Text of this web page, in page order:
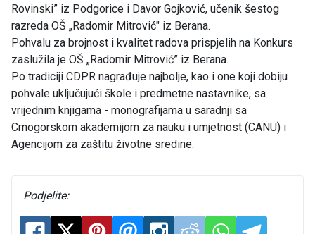
Rovinski” iz Podgorice i Davor Gojković, učenik šestog
razreda OŠ „Radomir Mitrović" iz Berana.
Pohvalu za brojnost i kvalitet radova prispjelih na Konkurs
zaslužila je OŠ „Radomir Mitrović” iz Berana.
Po tradiciji CDPR nagrađuje najbolje, kao i one koji dobiju
pohvale uključujući škole i predmetne nastavnike, sa
vrijednim knjigama - monografijama u saradnji sa
Crnogorskom akademijom za nauku i umjetnost (CANU) i
Agencijom za zaštitu životne sredine.
Podjelite: